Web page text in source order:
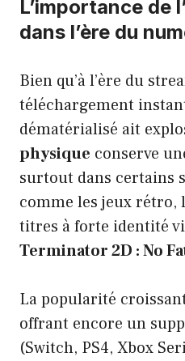
L’importance de
dans l’ère du
Bien qu’à l’ère du
téléchargement
dématérialisé ait
physique conserve
surtout dans certains
comme les jeux rétro,
titres à forte identité
Terminator 2D : No
La popularité
offrant encore un
(Switch, PS4, Xbox